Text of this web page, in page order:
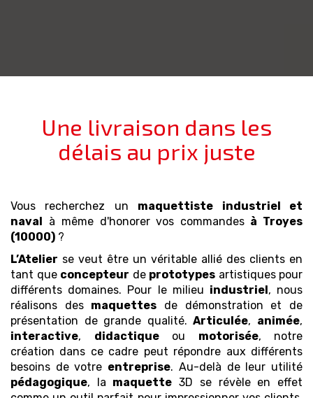
Une livraison dans les
délais au prix juste
Vous recherchez un maquettiste industriel et
naval à même d'honorer vos commandes à Troyes
(10000) ?
L’Atelier se veut être un véritable allié des clients en
tant que concepteur de prototypes artistiques pour
différents domaines. Pour le milieu industriel, nous
réalisons des maquettes de démonstration et de
présentation de grande qualité.Articulée, animée,
interactive, didactiqueou motorisée, notre
création dans ce cadre peut répondre aux différents
besoins de votre entreprise. Au-delà de leur utilité
pédagogique, la maquette 3D se révèle en effet